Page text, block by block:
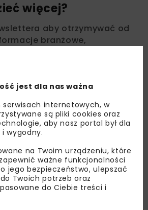
więcej?
aby otrzymywać od
branżowe,
atrakcyjne oferty i
specjalne.
się zPolityką Prywatnościi
zgodę na otrzymywanie na
adres e-mail korespondencji
newslettera.
ZAPISZ MNIE
jest dla nas ważna
serwisach internetowych, w
są pliki cookies oraz
aby nasz portal był dla
wygodny.
na Twoim urządzeniu, które
ważne funkcjonalności
jego bezpieczeństwo, ulepszać
Twoich potrzeb oraz
do Ciebie treści i